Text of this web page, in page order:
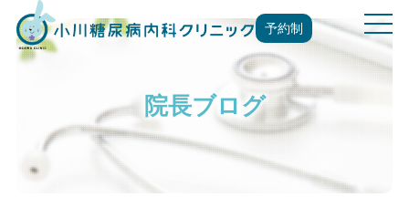
予約制
t
o
g
院長ブログ